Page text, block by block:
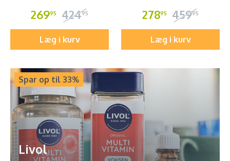
26995 42495
Læg i kurv
27895 45995
Læg i kurv
Spar op til 33%
Livol